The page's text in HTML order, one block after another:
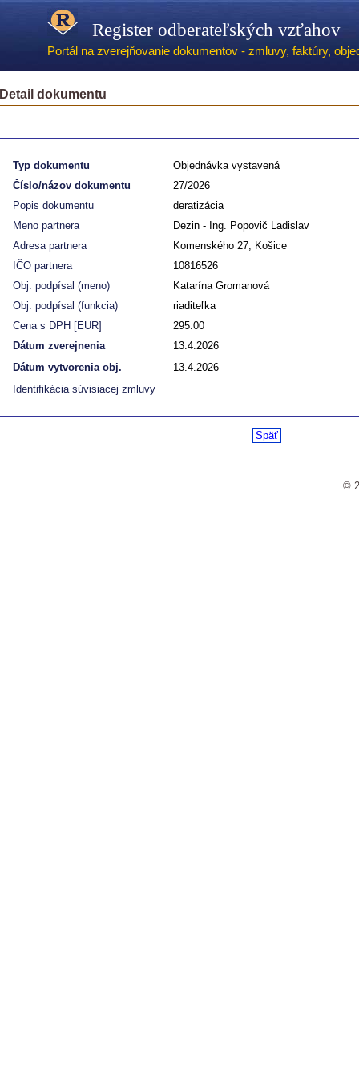
Register odberateľských vzťahov
Portál na zverejňovanie dokumentov - zmluvy, faktúry,
Detail dokumentu
Typ dokumentu
Objednávka vystavená
Číslo/názov dokumentu
27/2026
Popis dokumentu
deratizácia
Meno partnera
Dezin - Ing. Popovič Ladislav
Adresa partnera
Komenského 27, Košice
IČO partnera
10816526
Obj. podpísal (meno)
Katarína Gromanová
Obj. podpísal (funkcia)
riaditeľka
Cena s DPH [EUR]
295.00
Dátum zverejnenia
13.4.2026
Dátum vytvorenia obj.
13.4.2026
Identifikácia súvisiacej zmluvy
Späť
©